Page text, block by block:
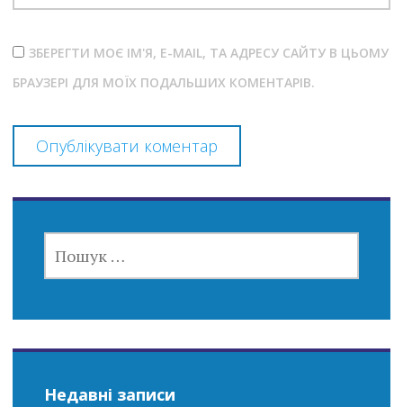
ЗБЕРЕГТИ МОЄ ІМ'Я, E-MAIL, ТА АДРЕСУ САЙТУ В ЦЬОМУ
БРАУЗЕРІ ДЛЯ МОЇХ ПОДАЛЬШИХ КОМЕНТАРІВ.
Недавні записи